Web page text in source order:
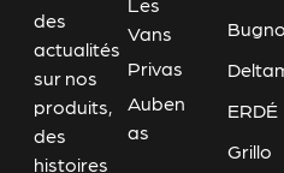
des
actualités
sur nos
produits,
des
histoires
Vans
Privas
Auben
as
ERDÉ
Grillo